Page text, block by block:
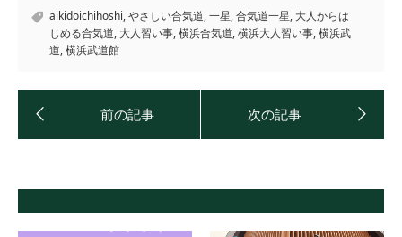
aikidoichihoshi,やさしい合気道,一星,合気道一星, 大人からは
じめる合気道, 大人習い事,横浜合気道,横浜大人習い事,横浜武
道,横浜武道館